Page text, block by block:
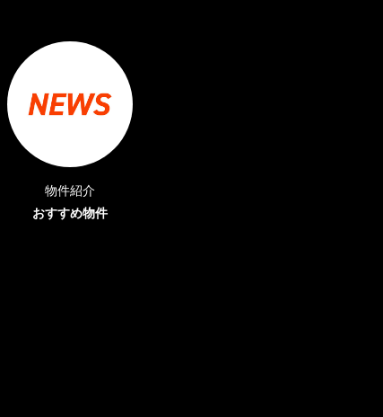
物件紹介
おすすめ物件